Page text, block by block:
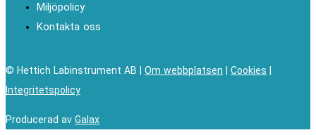
Miljöpolicy
Kontakta oss
© Hettich Labinstrument AB | Om webbplatsen Cookies
Integritetspolicy
Producerad av Galax